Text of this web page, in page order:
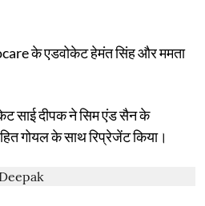
के एडवोकेट हेमंत सिंह और ममता
साई दीपक ने सिम एंड सैन के
गोयल के साथ रिप्रेजेंट किया।